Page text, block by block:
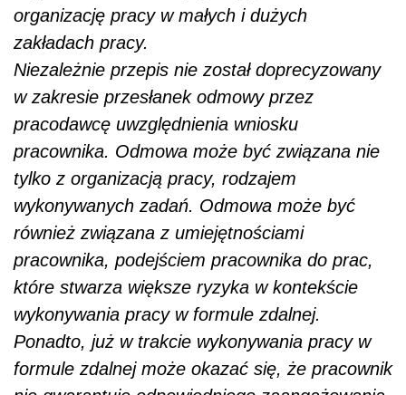
organizację pracy w małych i dużych
zakładach pracy.
Niezależnie przepis nie został doprecyzowany
w zakresie przesłanek odmowy przez
pracodawcę uwzględnienia wniosku
pracownika. Odmowa może być związana nie
tylko z organizacją pracy, rodzajem
wykonywanych zadań. Odmowa może być
również związana z umiejętnościami
pracownika, podejściem pracownika do prac,
które stwarza większe ryzyka w kontekście
wykonywania pracy w formule zdalnej.
Ponadto, już w trakcie wykonywania pracy w
formule zdalnej może okazać się, że pracownik